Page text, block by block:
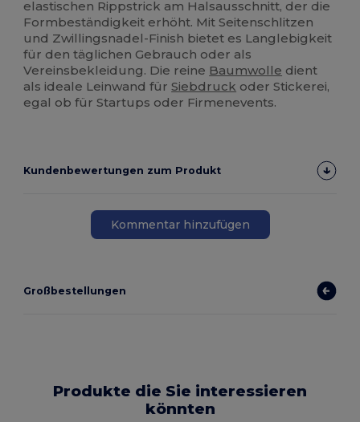
elastischen Rippstrick am Halsausschnitt, der die
Formbeständigkeit erhöht. Mit Seitenschlitzen
und Zwillingsnadel-Finish bietet es Langlebigkeit
für den täglichen Gebrauch oder als
Vereinsbekleidung. Die reine Baumwolle dient
als ideale Leinwand fürSiebdruck oder Stickerei,
egal ob für Startups oder Firmenevents.
Kundenbewertungen zum Produkt
Kommentar hinzufügen
Großbestellungen
Produkte die Sie interessieren
könnten